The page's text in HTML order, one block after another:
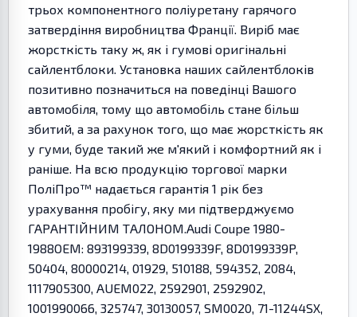
трьох компонентного поліуретану гарячого
затвердіння виробництва Франції. Виріб має
жорсткість таку ж, як і гумові оригінальні
сайлентблоки. Установка наших сайлентблоків
позитивно позначиться на поведінці Вашого
автомобіля, тому що автомобіль стане більш
збитий, а за рахунок того, що має жорсткість як
у гуми, буде такий же м'який і комфортний як і
раніше. На всю продукцію торгової марки
ПоліПро™ надається гарантія 1 рік без
урахування пробігу, яку ми підтверджуємо
ГАРАНТІЙНИМ ТАЛОНОМ.Audi Coupe 1980-
1988OEM: 893199339, 8D0199339F, 8D0199339P,
50404, 80000214, 01929, 510188, 594352, 2084,
1117905300, AUEM022, 2592901, 2592902,
1001990066, 325747, 30130057, SM0020, 71-11244SX,